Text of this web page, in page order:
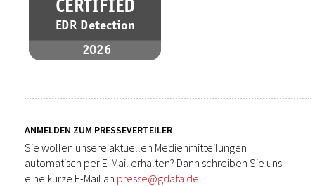
ANMELDEN ZUM PRESSEVERTEILER
Sie wollen unsere aktuellen Medienmitteilungen
automatisch per E-Mail erhalten? Dann schreiben Sie uns
eine kurze E-Mail an presse@gdata.de